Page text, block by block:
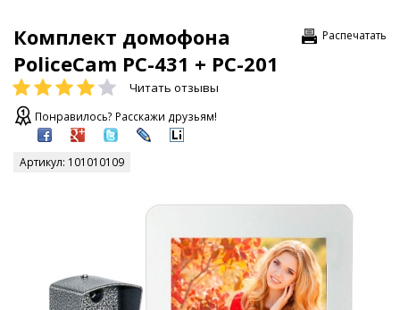
Распечатать
Комплект домофона
PoliceCam PC-431 + PC-201
Читать отзывы
Понравилось? Расскажи друзьям!
Артикул: 101010109